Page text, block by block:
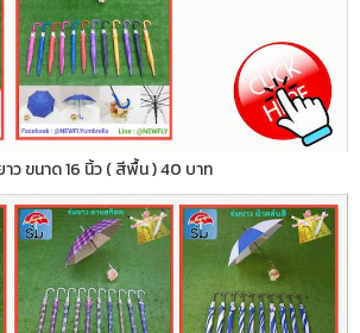
ว ขนาด 16 นิ้ว ( สีพื้น ) 40 บาท